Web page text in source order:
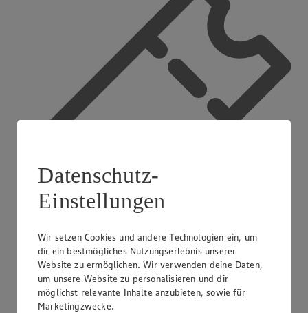
App Coupons
Datenschutz-
Einstellungen
Wir setzen Cookies und andere Technologien ein, um
dir ein bestmögliches Nutzungserlebnis unserer
Website zu ermöglichen. Wir verwenden deine Daten,
um unsere Website zu personalisieren und dir
möglichst relevante Inhalte anzubieten, sowie für
Marketingzwecke.